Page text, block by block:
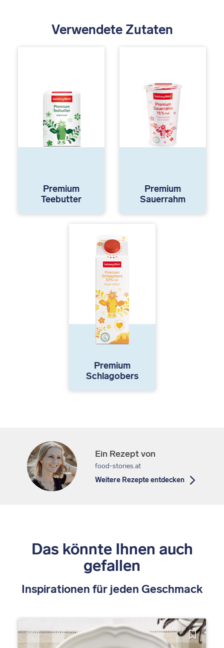
Verwendete Zutaten
Premium
Teebutter
Premium
Sauerrahm
Premium
Schlagobers
Ein Rezept von
food-stories.at
Weitere Rezepte entdecken
Das könnte Ihnen auch
gefallen
Inspirationen für jeden Geschmack